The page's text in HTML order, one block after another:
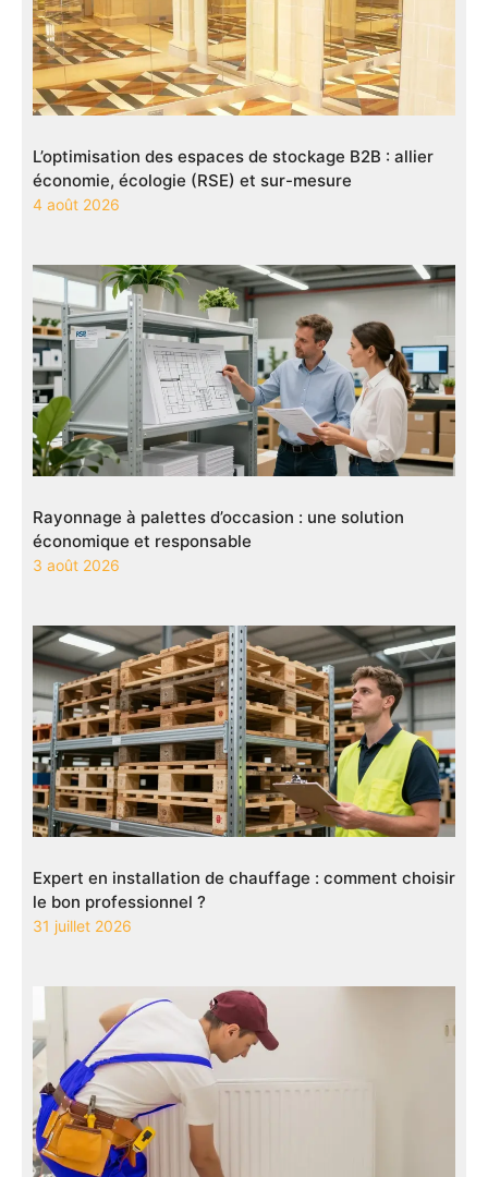
L’optimisation des espaces de stockage B2B : allier
économie, écologie (RSE) et sur-mesure
4 août 2026
Rayonnage à palettes d’occasion : une solution
économique et responsable
3 août 2026
Expert en installation de chauffage : comment choisir
le bon professionnel ?
31 juillet 2026